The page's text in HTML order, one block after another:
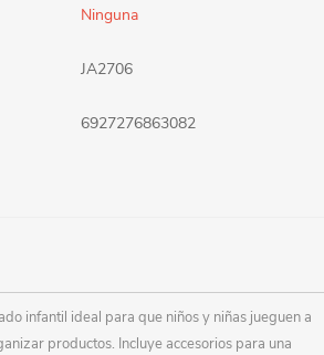
Ninguna
JA2706
6927276863082
infantil ideal para que niños y niñas jueguen a
productos. Incluye accesorios para una